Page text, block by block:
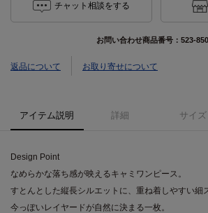
チャット相談をする
お問い合わせ商品番号： 523-
返品について お取り寄せについて
アイテム説明 詳細 サイズ
Design Point
なめらかな落ち感が映えるキャミワンピース。
すとんとした縦長シルエットに、重ね着しやすい細
今っぽいレイヤードが自然に決まる一枚。